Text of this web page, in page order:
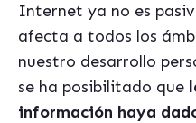
Internet ya no es
afecta a todos los
nuestro desarrollo
se ha posibilitado que
información haya